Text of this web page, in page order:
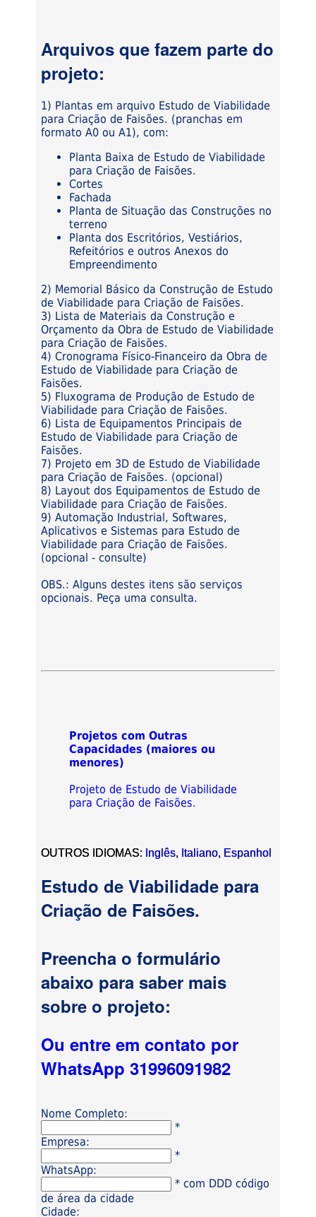
Arquivos que fazem parte do
projeto:
1) Plantas em arquivo Estudo de Viabilidade
para Criação de Faisões. (pranchas em
formato A0 ou A1), com:
Planta Baixa de Estudo de Viabilidade
para Criação de Faisões.
Cortes
Fachada
Planta de Situação das Construções no
terreno
Planta dos Escritórios, Vestiários,
Refeitórios e outros Anexos do
Empreendimento
2) Memorial Básico da Construção de Estudo
de Viabilidade para Criação de Faisões.
3) Lista de Materiais da Construção e
Orçamento da Obra de Estudo de Viabilidade
para Criação de Faisões.
4) Cronograma Físico-Financeiro da Obra de
Estudo de Viabilidade para Criação de
Faisões.
5) Fluxograma de Produção de Estudo de
Viabilidade para Criação de Faisões.
6) Lista de Equipamentos Principais de
Estudo de Viabilidade para Criação de
Faisões.
7) Projeto em 3D de Estudo de Viabilidade
para Criação de Faisões. (opcional)
8) Layout dos Equipamentos de Estudo de
Viabilidade para Criação de Faisões.
9) Automação Industrial, Softwares,
Aplicativos e Sistemas para Estudo de
Viabilidade para Criação de Faisões.
(opcional - consulte)
OBS.: Alguns destes itens são serviços
opcionais. Peça uma consulta.
Projetos com Outras
Capacidades (maiores ou
menores)
Projeto de Estudo de Viabilidade
para Criação de Faisões.
OUTROS IDIOMAS: Inglês, Italiano, Espanhol
Estudo de Viabilidade para
Criação de Faisões.
Preencha o formulário
abaixo para saber mais
sobre o projeto:
Ou entre em contato por
WhatsApp 31996091982
Nome Completo:
*
Empresa:
*
WhatsApp:
* com DDD código
de área da cidade
Cidade: